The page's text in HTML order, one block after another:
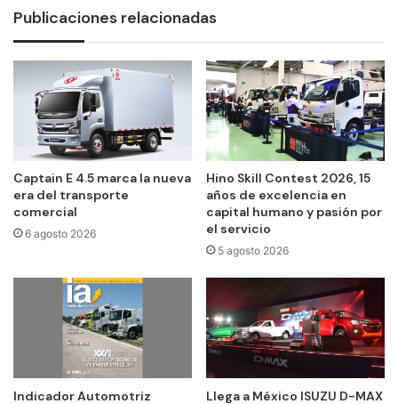
Publicaciones relacionadas
Captain E 4.5 marca la nueva
era del transporte
comercial
6 agosto 2026
Hino Skill Contest 2026, 15
años de excelencia en
capital humano y pasión por
el servicio
5 agosto 2026
Indicador Automotriz Llega a México ISUZU D-MAX